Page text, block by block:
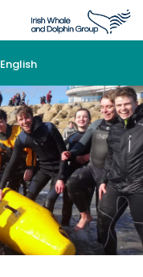
English